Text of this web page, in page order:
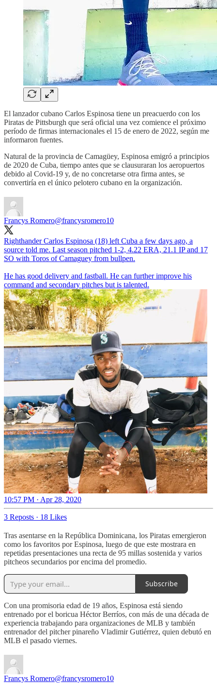
El lanzador cubano Carlos Espinosa tiene un preacuerdo con los
Piratas de Pittsburgh que será oficial una vez comience el próximo
período de firmas internacionales el 15 de enero de 2022, según me
informaron fuentes.
Natural de la provincia de Camagüey, Espinosa emigró a principios
de 2020 de Cuba, tiempo antes que se clausuraran los aeropuertos
debido al Covid-19 y, de no concretarse otra firma antes, se
convertiría en el único pelotero cubano en la organización.
Francys Romero@francysromero10
Righthander Carlos Espinosa (18) left Cuba a few days ago, a
source told me. Last season pitched 1-2, 4.22 ERA, 21.1 IP and 17
SO with Toros of Camaguey from bullpen.
He has good delivery and fastball. He can further improve his
command and secondary pitches but is talented.
10:57 PM · Apr 28, 2020
3 Reposts · 18 Likes
Tras asentarse en la República Dominicana, los Piratas emergieron
como los favoritos por Espinosa, luego de que este mostrara en
repetidas presentaciones una recta de 95 millas sostenida y varios
pitcheos secundarios por encima del promedio.
Subscribe
Con una promisoria edad de 19 años, Espinosa está siendo
entrenado por el boricua Héctor Berríos, con más de una década de
experiencia trabajando para organizaciones de MLB y también
entrenador del pitcher pinareño Vladimir Gutiérrez, quien debutó en
MLB el pasado viernes.
Francys Romero@francysromero10